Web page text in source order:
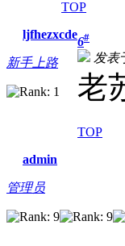
TOP
ljfhezxcde
新手上路
6#
发表
老
TOP
admin
管理员